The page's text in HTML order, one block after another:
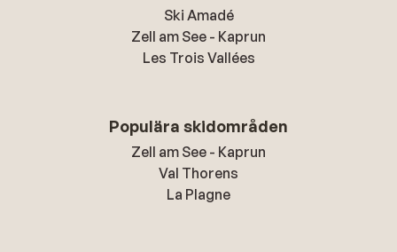
Ski Amadé
Zell am See - Kaprun
Les Trois Vallées
Populära skidområden
Zell am See - Kaprun
Val Thorens
La Plagne